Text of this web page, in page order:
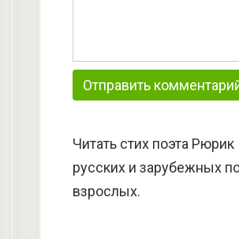
Читать стих поэта
русских и зарубежных
взрослых.